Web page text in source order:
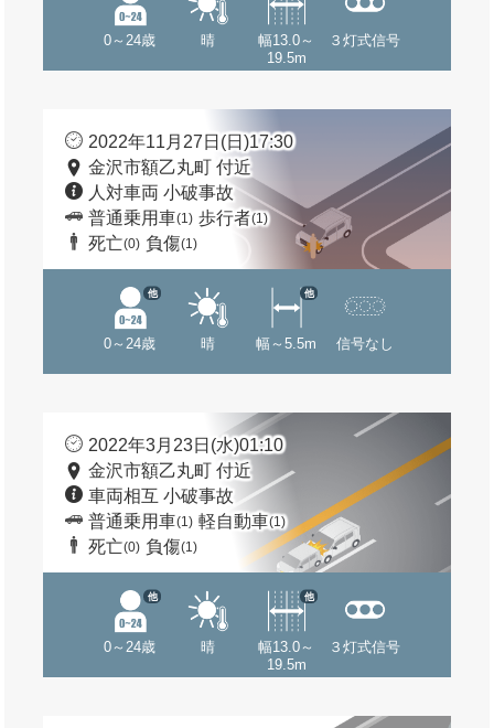
0～24歳 晴
幅13.0～
19.5m
３灯式信号
2022年11月27日(日)17:30
金沢市額乙丸町 付近
人対車両 小破事故
普通乗用車(1) 歩行者(1)
死亡(0) 負傷(1)
0～24歳
他
晴 幅～5.5m
他
信号なし
2022年3月23日(水)01:10
金沢市額乙丸町 付近
車両相互 小破事故
普通乗用車(1) 軽自動車(1)
死亡(0) 負傷(1)
0～24歳
他
晴
幅13.0～
19.5m
他
３灯式信号